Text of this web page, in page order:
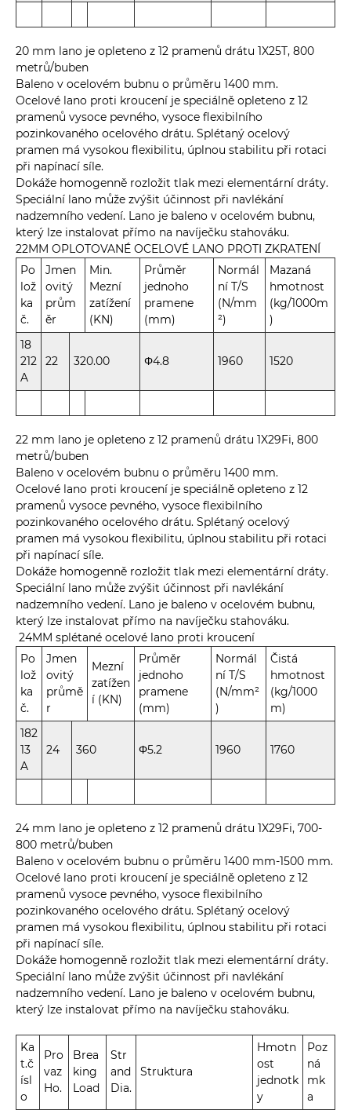
20 mm lano je opleteno z 12 pramenů drátu 1X25T, 800
metrů/buben
Baleno v ocelovém bubnu o průměru 1400 mm.
Ocelové lano proti kroucení je speciálně opleteno z 12
pramenů vysoce pevného, ​​vysoce flexibilního
pozinkovaného ocelového drátu. Splétaný ocelový
pramen má vysokou flexibilitu, úplnou stabilitu při rotaci
při napínací síle.
Dokáže homogenně rozložit tlak mezi elementární dráty.
Speciální lano může zvýšit účinnost při navlékání
nadzemního vedení. Lano je baleno v ocelovém bubnu,
který lze instalovat přímo na navíječku stahováku.
22MM OPLOTOVANÉ OCELOVÉ LANO PROTI ZKRATENÍ
Po
lož
ka
č.
Jmen
ovitý
prům
ěr
Min.
Mezní
zatížení
(KN)
Průměr
jednoho
pramene
(mm)
Normál
ní T/S
(N/mm
²)
Mazaná
hmotnost
(kg/1000m
)
18
212
A
22 320.00 Φ4.8 1960 1520
22 mm lano je opleteno z 12 pramenů drátu 1X29Fi, 800
metrů/buben
Baleno v ocelovém bubnu o průměru 1400 mm.
Ocelové lano proti kroucení je speciálně opleteno z 12
pramenů vysoce pevného, ​​vysoce flexibilního
pozinkovaného ocelového drátu. Splétaný ocelový
pramen má vysokou flexibilitu, úplnou stabilitu při rotaci
při napínací síle.
Dokáže homogenně rozložit tlak mezi elementární dráty.
Speciální lano může zvýšit účinnost při navlékání
nadzemního vedení. Lano je baleno v ocelovém bubnu,
který lze instalovat přímo na navíječku stahováku.
24MM splétané ocelové lano proti kroucení
Po
lož
ka
č.
Jmen
ovitý
průmě
r
Mezní
zatížen
í (KN)
Průměr
jednoho
pramene
(mm)
Normál
ní T/S
(N/mm²
)
Čistá
hmotnost
(kg/1000
m)
182
13
A
24 360 Φ5.2 1960 1760
24 mm lano je opleteno z 12 pramenů drátu 1X29Fi, 700-
800 metrů/buben
Baleno v ocelovém bubnu o průměru 1400 mm-1500 mm.
Ocelové lano proti kroucení je speciálně opleteno z 12
pramenů vysoce pevného, ​​vysoce flexibilního
pozinkovaného ocelového drátu. Splétaný ocelový
pramen má vysokou flexibilitu, úplnou stabilitu při rotaci
při napínací síle.
Dokáže homogenně rozložit tlak mezi elementární dráty.
Speciální lano může zvýšit účinnost při navlékání
nadzemního vedení. Lano je baleno v ocelovém bubnu,
který lze instalovat přímo na navíječku stahováku.
Ka
t.č
ísl
o
Pro
vaz
Ho.
Brea
king
Load
Str
and
Dia.
Struktura
Hmotn
ost
jednotk
y
Poz
ná
mk
a